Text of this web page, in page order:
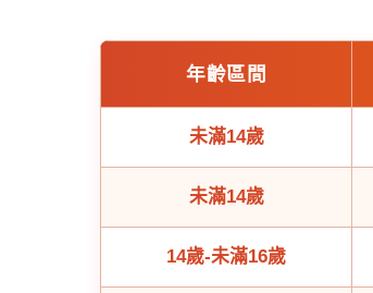
年齡區間
未滿14歲
未滿14歲
14歲-未滿16歲